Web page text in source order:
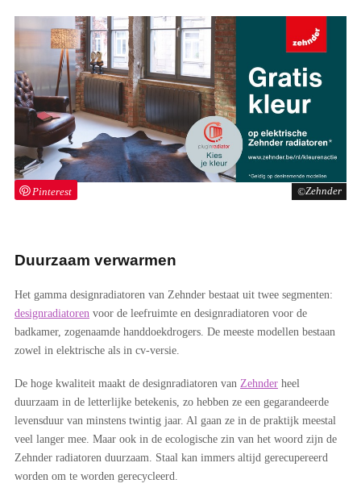
Zehnder
Pinterest
Duurzaam verwarmen
Het gamma designradiatoren van Zehnder bestaat uit twee segmenten:
designradiatoren voor de leefruimte en designradiatoren voor de
badkamer, zogenaamde handdoekdrogers. De meeste modellen bestaan
zowel in elektrische als in cv-versie.
De hoge kwaliteit maakt de designradiatoren van Zehnder heel
duurzaam in de letterlijke betekenis, zo hebben ze een gegarandeerde
levensduur van minstens twintig jaar. Al gaan ze in de praktijk meestal
veel langer mee. Maar ook in de ecologische zin van het woord zijn de
Zehnder radiatoren duurzaam. Staal kan immers altijd gerecupereerd
worden om te worden gerecycleerd.